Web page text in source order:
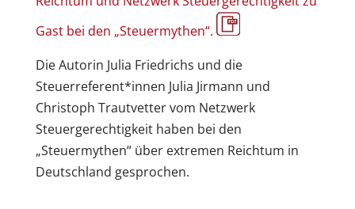
Gast bei den „Steuermythen“.
Die Autorin Julia Friedrichs und die
Steuerreferent*innen Julia Jirmann und
Christoph Trautvetter vom Netzwerk
Steuergerechtigkeit haben bei den
„Steuermythen“ über extremen Reichtum in
Deutschland gesprochen.